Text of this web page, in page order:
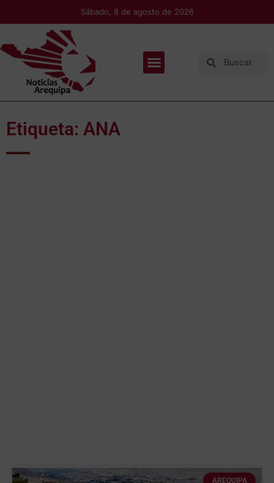
Sábado, 8 de agosto de 2026
Etiqueta: ANA
AREQUIPA